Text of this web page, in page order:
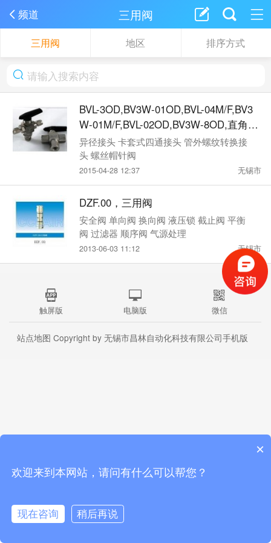
频道 三用阀
三用阀 地区 排序方式
BVL-3OD,BV3W-01OD,BVL-04M/F,BV3
W-01M/F,BVL-02OD,BV3W-8OD,直角型
和三端口阀门
异径接头 卡套式四通接头 管外螺纹转换接
头 螺丝帽针阀
2015-04-28 12:37 无锡市
DZF.00，三用阀
安全阀 单向阀 换向阀 液压锁 截止阀 平衡
阀 过滤器 顺序阀 气源处理
2013-06-03 11:12 无锡市
触屏版 电脑版 微信
站点地图 Copyright by 无锡市昌林自动化科技有限公司手机版
×
欢迎来到本网站，请问有什么可以帮您？
现在咨询 稍后再说